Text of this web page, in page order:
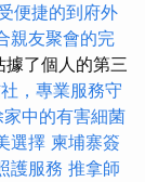
便捷的到府外
親友聚會的完
了個人的第三
，專業服務守
中的有害細菌
選擇 柬埔寨簽
護服務 推拿師